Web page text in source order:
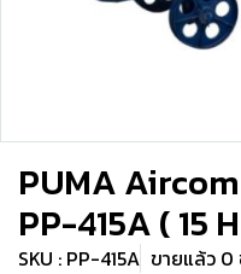
PUMA
PP-415A ( 15
SKU : PP-415A ขายแล้ว 0